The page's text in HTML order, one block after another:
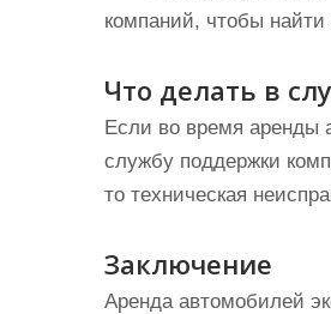
компаний, чтобы
Что делать в
Если во время аренды
службу поддержки
то техническая
Заключение
Аренда автомобилей